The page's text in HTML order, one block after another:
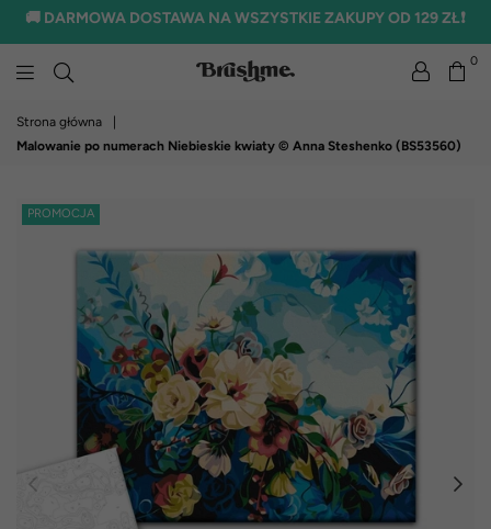
🚚 DARMOWA DOSTAWA NA WSZYSTKIE ZAKUPY OD 129 ZŁ❗
0
Strona główna
Malowanie po numerach Niebieskie kwiaty © Anna Steshenko (BS53560)
PROMOCJA